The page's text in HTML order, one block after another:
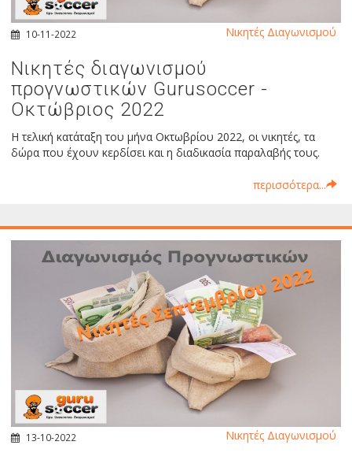
10-11-2022
Νικητές διαγωνισμού
προγνωστικών Gurusoccer -
Οκτώβριος 2022
Η τελική κατάταξη του μήνα Οκτωβρίου 2022, οι νικητές, τα
δώρα που έχουν κερδίσει και η διαδικασία παραλαβής τους.
περισσότερα...
Νικητές Διαγωνισμού
13-10-2022 Νικητές Διαγωνισμού